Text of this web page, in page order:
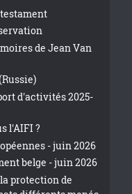
de Jean Van
d'activités 2025-
l'AIFI ?
- juin 2026
belge - juin 2026
protection de